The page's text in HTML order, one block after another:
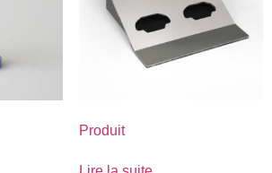
Produit